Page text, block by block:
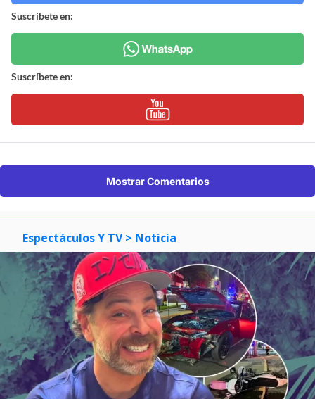
Suscríbete en:
Suscríbete en:
Mostrar Comentarios
Espectáculos Y TV > Noticia